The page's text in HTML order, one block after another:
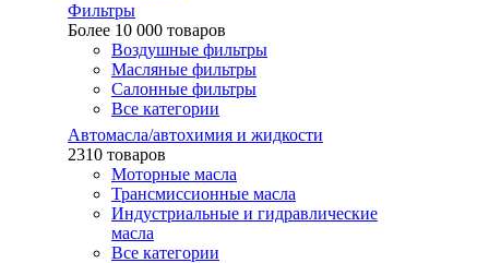
Фильтры
Более 10 000 товаров
Воздушные фильтры
Масляные фильтры
Салонные фильтры
Все категории
Автомасла/автохимия и жидкости
2310 товаров
Моторные масла
Трансмиссионные масла
Индустриальные и гидравлические
масла
Все категории